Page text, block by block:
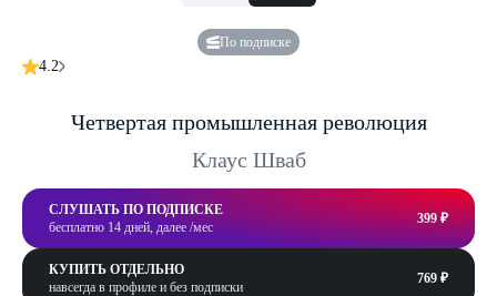
По подписке
4.2
Четвертая промышленная революция
Клаус Шваб
СЛУШАТЬ ПО ПОДПИСКЕ
бесплатно 14 дней, далее /мес
399 ₽
КУПИТЬ ОТДЕЛЬНО
навсегда в профиле и без подписки
769 ₽